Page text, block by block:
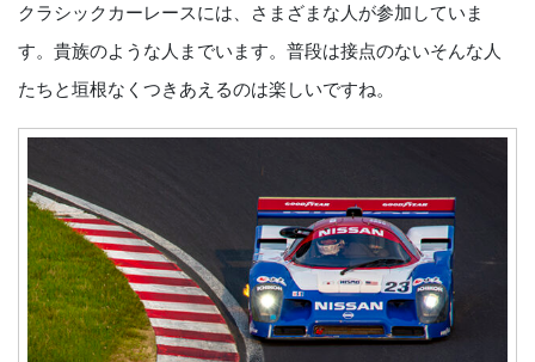
クラシックカーレースには、さまざまな人が参加していま
す。貴族のような人までいます。普段は接点のないそんな人
たちと垣根なくつきあえるのは楽しいですね。